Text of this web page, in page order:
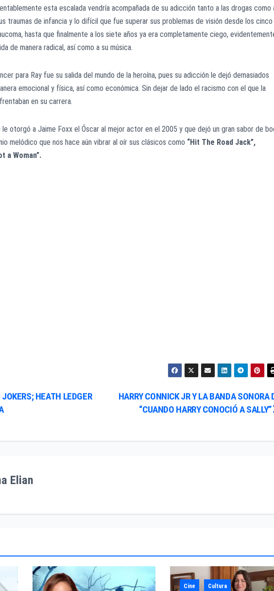
esta escalada vendría acompañada de su adicción tanto a las drogas como
traumas de infancia y lo difícil que fue superar sus problemas de visión desde los cinco
hasta que finalmente a los siete años ya era completamente ciego,
de manera radical, así como a su música.
para Ray fue su salida del mundo de la heroína, pues su adicción le dejó demasiados
emocional y física, así como económica. Sin dejar de lado el racismo con el que la
en su carrera.
otorgó a Jaime Foxx el Óscar al mejor actor en el 2005 y que dejó un gran sabor de
melódico que nos hace aún vibrar al oír sus clásicos como “Hit The Road Jack”,
a Woman”.
HARRY CONNICK JR Y LA BANDA SONORA
“CUANDO HARRY CONOCIÓ A SALLY”
HEATH LEDGER
Elian
Cine Cultura